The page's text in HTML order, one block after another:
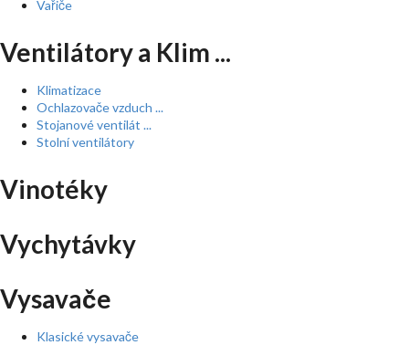
Vařiče
Ventilátory a Klim ...
Klimatizace
Ochlazovače vzduch ...
Stojanové ventilát ...
Stolní ventilátory
Vinotéky
Vychytávky
Vysavače
Klasické vysavače